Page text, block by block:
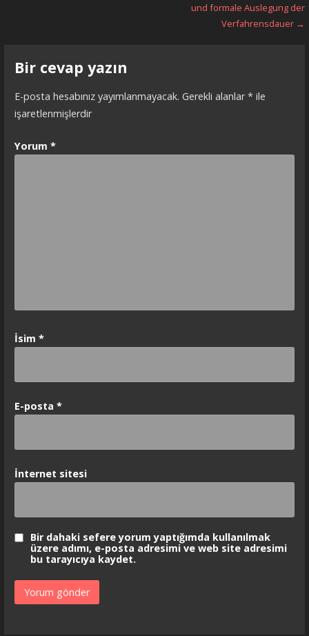
und formale Auslegung der
Verfahrensdauer →
Bir cevap yazın
E-posta hesabınız yayımlanmayacak. Gerekli alanlar*ile
işaretlenmişlerdir
Yorum *
İsim *
E-posta *
İnternet sitesi
Bir dahaki sefere yorum yaptığımda kullanılmak
üzere adımı, e-posta adresimi ve web site adresimi
bu tarayıcıya kaydet.